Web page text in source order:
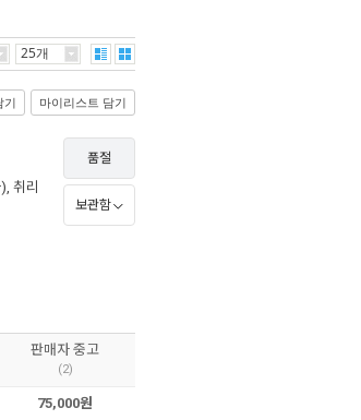
25개
기 마이리스트 담기
취리
품절
보관함
판매자 중고
(2)
75,000원